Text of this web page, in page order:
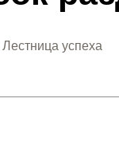
Лестница успеха